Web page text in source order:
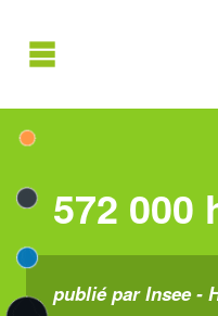
572 000
publié par Insee -